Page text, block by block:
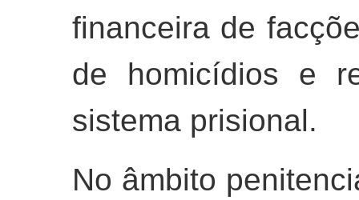
financeira de
de homicídios e
sistema prisional.
No âmbito